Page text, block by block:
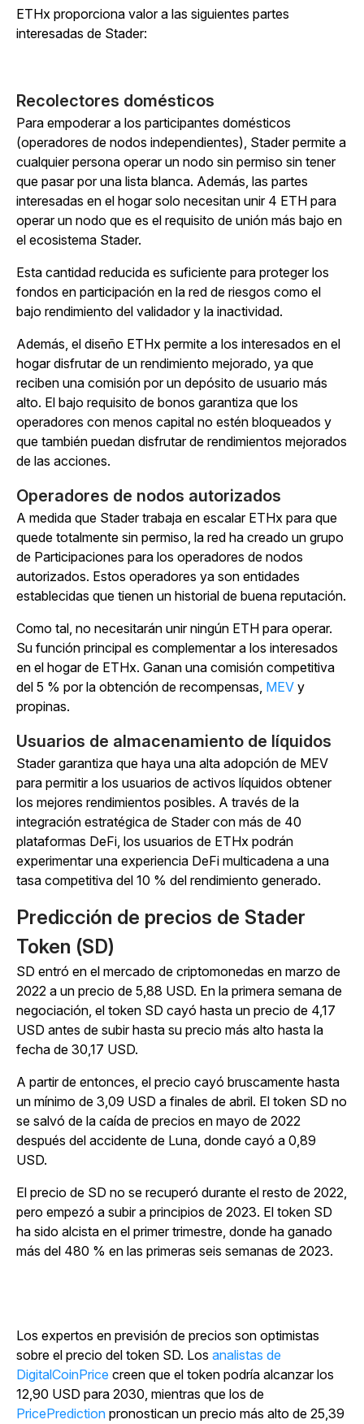
ETHx proporciona valor a las siguientes partes
interesadas de Stader:
Recolectores domésticos
Para empoderar a los participantes domésticos
(operadores de nodos independientes), Stader permite a
cualquier persona operar un nodo sin permiso sin tener
que pasar por una lista blanca. Además, las partes
interesadas en el hogar solo necesitan unir 4 ETH para
operar un nodo que es el requisito de unión más bajo en
el ecosistema Stader.
Esta cantidad reducida es suficiente para proteger los
fondos en participación en la red de riesgos como el
bajo rendimiento del validador y la inactividad.
Además, el diseño ETHx permite a los interesados en el
hogar disfrutar de un rendimiento mejorado, ya que
reciben una comisión por un depósito de usuario más
alto. El bajo requisito de bonos garantiza que los
operadores con menos capital no estén bloqueados y
que también puedan disfrutar de rendimientos mejorados
de las acciones.
Operadores de nodos autorizados
A medida que Stader trabaja en escalar ETHx para que
quede totalmente sin permiso, la red ha creado un grupo
de Participaciones para los operadores de nodos
autorizados. Estos operadores ya son entidades
establecidas que tienen un historial de buena reputación.
Como tal, no necesitarán unir ningún ETH para operar.
Su función principal es complementar a los interesados
en el hogar de ETHx. Ganan una comisión competitiva
del 5 % por la obtención de recompensas, MEV y
propinas.
Usuarios de almacenamiento de líquidos
Stader garantiza que haya una alta adopción de MEV
para permitir a los usuarios de activos líquidos obtener
los mejores rendimientos posibles. A través de la
integración estratégica de Stader con más de 40
plataformas DeFi, los usuarios de ETHx podrán
experimentar una experiencia DeFi multicadena a una
tasa competitiva del 10 % del rendimiento generado.
Predicción de precios de Stader
Token (SD)
SD entró en el mercado de criptomonedas en marzo de
2022 a un precio de 5,88 USD. En la primera semana de
negociación, el token SD cayó hasta un precio de 4,17
USD antes de subir hasta su precio más alto hasta la
fecha de 30,17 USD.
A partir de entonces, el precio cayó bruscamente hasta
un mínimo de 3,09 USD a finales de abril. El token SD no
se salvó de la caída de precios en mayo de 2022
después del accidente de Luna, donde cayó a 0,89
USD.
El precio de SD no se recuperó durante el resto de 2022,
pero empezó a subir a principios de 2023. El token SD
ha sido alcista en el primer trimestre, donde ha ganado
más del 480 % en las primeras seis semanas de 2023.
Los expertos en previsión de precios son optimistas
sobre el precio del token SD. Los analistas de
DigitalCoinPrice creen que el token podría alcanzar los
12,90 USD para 2030, mientras que los de
PricePrediction pronostican un precio más alto de 25,39